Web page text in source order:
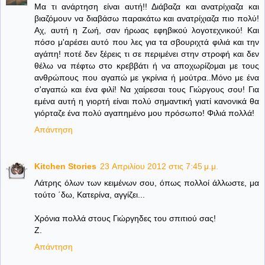
Μα τι ανάρτηση είναι αυτή!! Διάβαζα και ανατρίχιαζα και
βιαζόμουν να διαβάσω παρακάτω και ανατρίχιαζα πιο πολύ!
Αχ, αυτή η Ζωή, σαν ήρωας εφηβικού λογοτεχνικού! Και
πόσο μ'αρέσει αυτό που λες για τα σβουριχτά φιλιά και την
αγάπη! ποτέ δεν ξέρεις τι σε περιμένει στην στροφή και δεν
θέλω να πέφτω στο κρεββάτι ή να αποχωρίζομαι με τους
ανθρώπους που αγαπώ με γκρίνια ή μούτρα..Μόνο με ένα
σ'αγαπώ και ένα φιλί! Να χαίρεσαι τους Γιώργους σου! Για
εμένα αυτή η γιορτή είναι πολύ σημαντική γιατί κανονικά θα
γιόρταζε ένα πολύ αγαπημένο μου πρόσωπο! Φιλιά πολλά!
Απάντηση
Kitchen Stories 23 Απριλίου 2012 στις 7:45 μ.μ.
Λάτρης όλων των κειμένων σου, όπως πολλοί άλλωστε, μα
τούτο ΄δω, Κατερίνα, αγγίζει...
Χρόνια πολλά στους Γιώργηδες του σπιτιού σας!
Ζ.
Απάντηση